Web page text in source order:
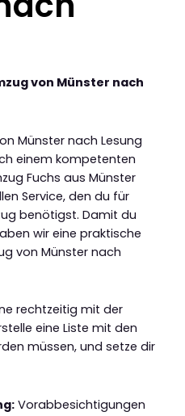
von Münster nach
Münster nach Lesung
einem kompetenten
Fuchs aus Münster
Service, den du für
benötigst. Damit du
wir eine praktische
von Münster nach
rechtzeitig mit der
eine Liste mit den
müssen, und setze dir
Vorabbesichtigungen